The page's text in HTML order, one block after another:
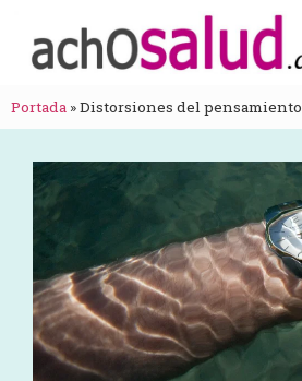
Portada »Distorsiones del pensamiento